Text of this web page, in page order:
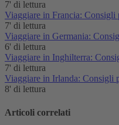
7' di lettura
Viaggiare in Francia: Consigli
7' di lettura
Viaggiare in Germania:
6' di lettura
Viaggiare in Inghilterra:
7' di lettura
Viaggiare in Irlanda: Consigli
8' di lettura
Articoli correlati